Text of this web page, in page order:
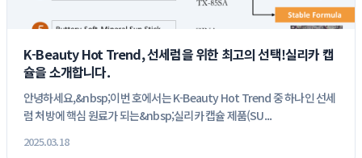
K-Beauty Hot Trend, 선세럼을 위한 최고의 선택!실리카 캡
슐을 소개합니다.
안녕하세요,&nbsp;이번 호에서는 K-Beauty Hot Trend 중 하나인 선세
럼 처방에 핵심 원료가 되는&nbsp;실리카 캡슐 제품(SU...
2025.03.18